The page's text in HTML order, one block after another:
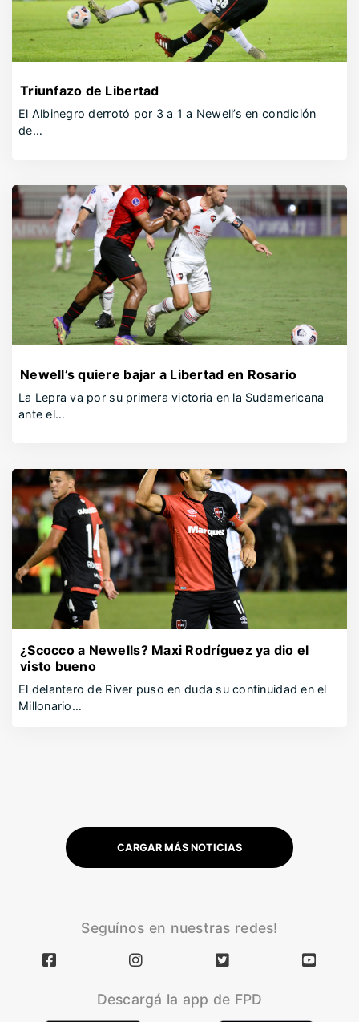
Triunfazo de Libertad
El Albinegro derrotó por 3 a 1 a Newell’s en condición
de…
Newell’s quiere bajar a Libertad en Rosario
La Lepra va por su primera victoria en la Sudamericana
ante el…
¿Scocco a Newells? Maxi Rodríguez ya dio el
visto bueno
El delantero de River puso en duda su continuidad en el
Millonario…
CARGAR MÁS NOTICIAS
Seguínos en nuestras redes!
Descargá la app de FPD